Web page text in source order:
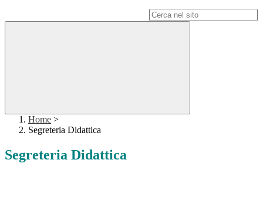
Home >
Segreteria Didattica
Segreteria Didattica